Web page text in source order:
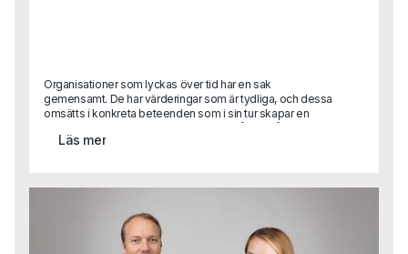
Organisationer som lyckas över tid har en sak
gemensamt. De har värderingar som är tydliga, och dessa
omsätts i konkreta beteenden som i sin tur skapar en
abstrakt. Men det är svårt att förklara vad god kultur är.
Läs mer